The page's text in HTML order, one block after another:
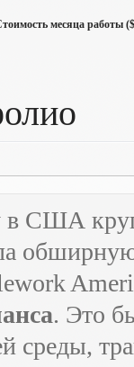
месяца работы
в США
. Это